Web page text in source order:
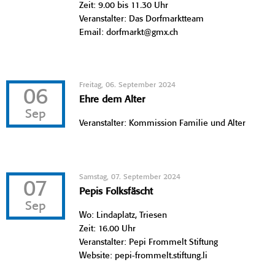
Zeit: 9.00 bis 11.30 Uhr
Veranstalter: Das Dorfmarktteam
Email: dorfmarkt@gmx.ch
06
Sep
Freitag, 06. September 2024
Ehre dem Alter
Veranstalter: Kommission Familie und Alter
07
Sep
Samstag, 07. September 2024
Pepis Folksfäscht
Wo: Lindaplatz, Triesen
Zeit: 16.00 Uhr
Veranstalter: Pepi Frommelt Stiftung
Website: pepi-frommelt.stiftung.li